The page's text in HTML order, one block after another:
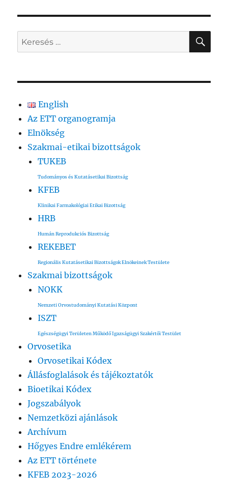
Keresés
a
kifejezésre:
English
Az ETT organogramja
Elnökség
Szakmai-etikai bizottságok
TUKEB
Tudományos és Kutatásetikai Bizottság
KFEB
Klinikai Farmakológiai Etikai Bizottság
HRB
Humán Reprodukciós Bizottság
REKEBET
Regionális Kutatásetikai Bizottságok Elnökeinek Testülete
Szakmai bizottságok
NOKK
Nemzeti Orvostudományi Kutatási Központ
ISZT
Egészségügyi Területen Működő Igazságügyi Szakértői Testület
Orvosetika
Orvosetikai Kódex
Állásfoglalások és tájékoztatók
Bioetikai Kódex
Jogszabályok
Nemzetközi ajánlások
Archívum
Hőgyes Endre emlékérem
Az ETT története
KFEB 2023-2026